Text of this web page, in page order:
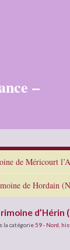
–
de Méricourt
de Hordain
d’Hérin
la catégorie 59 - Nord